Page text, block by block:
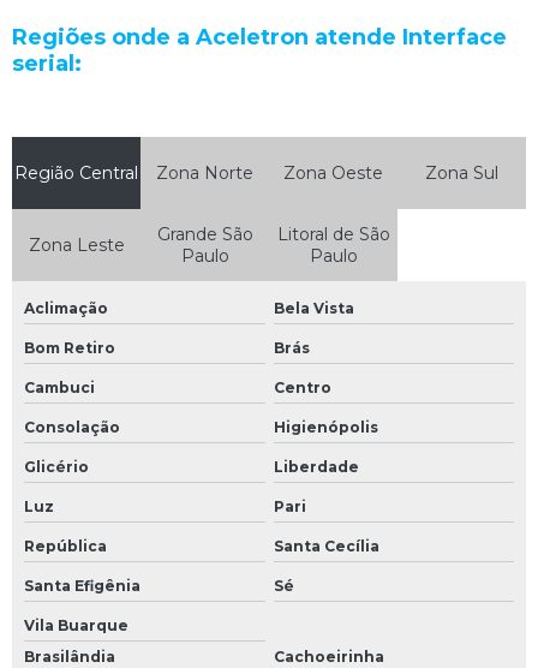
Manutenção de drivers
Manutenção de equipamentos eletrônicos
Manutenção de equipamentos industriais
Manutenção de fontes chaveadas
Manutenção de máquinas industriais
Manutenção de máquinas industriais em são paulo
Manutenção de nobreak
Manutenção de nobreak sp
Manutenção de placas eletrônicas
Manutenção de plc
Manutenção de sensor
Manutenção de servo motor
Manutenção e reparação de equipamentos eletrônicos e ópticos
Manutenção eletroeletrônica
Regiões onde a Aceletron atende Interface
serial:
Região Central Zona Norte Zona Oeste Zona Sul
Zona Leste
Grande São
Paulo
Litoral de São
Paulo
Aclimação Bela Vista
Bom Retiro Brás
Cambuci Centro
Consolação Higienópolis
Glicério Liberdade
Luz Pari
República Santa Cecília
Santa Efigênia Sé
Vila Buarque
Brasilândia
Cachoeirinha